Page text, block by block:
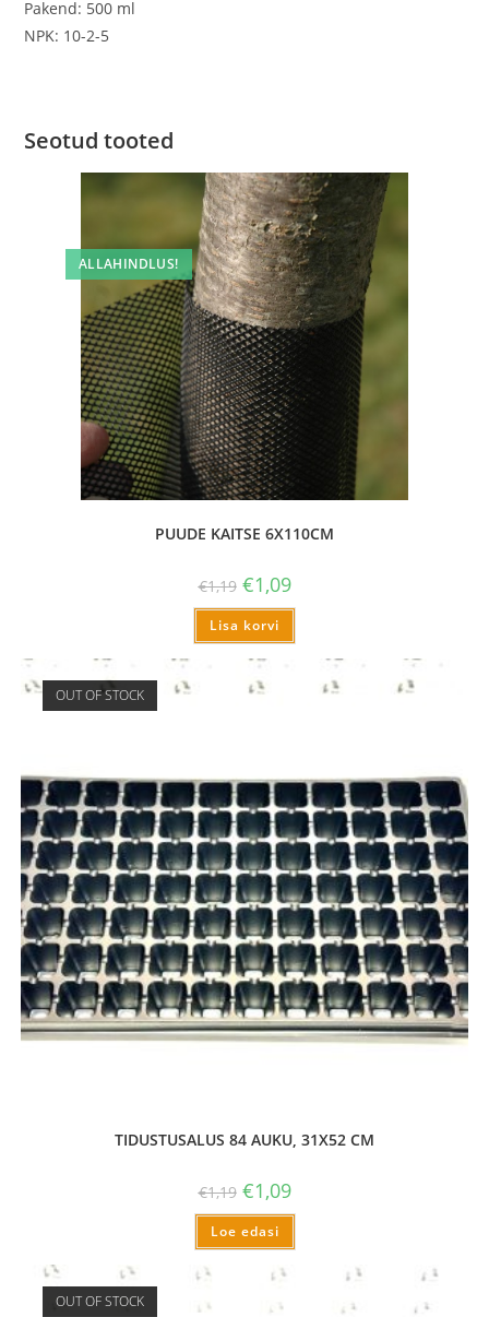
Pakend: 500 ml
NPK: 10-2-5
Seotud tooted
ALLAHINDLUS!
PUUDE KAITSE 6X110CM
€1,19 €1,09
Lisa korvi
OUT OF STOCK
TIDUSTUSALUS 84 AUKU, 31X52 CM
€1,19 €1,09
Loe edasi
OUT OF STOCK